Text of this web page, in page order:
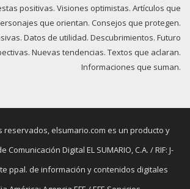
positivas. Visiones optimistas. Artículos que
que orientan. Consejos que protegen.
Datos de utilidad. Descubrimientos. Futuro
Nuevas tendencias. Textos que aclaran.
Informaciones que suman.
reservados, elsumario.com es un producto y
Digital EL SUMARIO, C.A. / RIF: J-
ppal. de información y contenidos digitales